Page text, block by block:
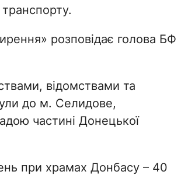
розповідає голова БФ
відомствами та
до м. Селидове,
частині Донецької
при храмах Донбасу – 40